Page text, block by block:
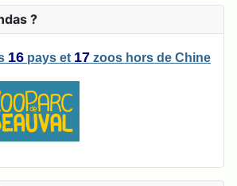
?
16 pays et 17 zoos hors de Chine